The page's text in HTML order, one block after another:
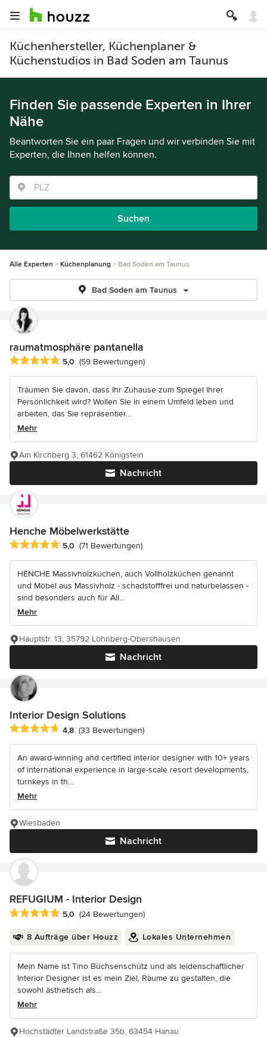
Küchenhersteller, Küchenplaner &
Küchenstudios in Bad Soden am Taunus
Finden Sie passende Experten in Ihrer
Nähe
Beantworten Sie ein paar Fragen und wir verbinden Sie mit
Experten, die Ihnen helfen können.
Suchen
Alle Experten Küchenplanung Bad Soden am Taunus
Bad Soden am Taunus
raumatmosphäre pantanella
Durchschnittliche Bewertung: 5 von 5 Sternen
5,0 (59 Bewertungen)
Träumen Sie davon, dass Ihr Zuhause zum Spiegel Ihrer
Persönlichkeit wird? Wollen Sie in einem Umfeld leben und
arbeiten, das Sie repräsentier...
Mehr
Nachricht
Am Kirchberg 3, 61462 Königstein
Henche Möbelwerkstätte
Durchschnittliche Bewertung: 5 von 5 Sternen
5,0 (71 Bewertungen)
HENCHE Massivholzküchen, auch Vollholzküchen genannt
und Möbel aus Massivholz - schadstofffrei und naturbelassen -
sind besonders auch für All...
Mehr
Nachricht
Hauptstr. 13, 35792 Löhnberg-Obershausen
Interior Design Solutions
Durchschnittliche Bewertung: 4.8 von 5 Sternen
4,8 (33 Bewertungen)
An award-winning and certified interior designer with 10+ years
of international experience in large-scale resort developments,
turnkeys in th...
Mehr
Nachricht
Wiesbaden
REFUGIUM - Interior Design
Durchschnittliche Bewertung: 5 von 5 Sternen
5,0 (24 Bewertungen)
8 Aufträge über Houzz Lokales Unternehmen
Mein Name ist Tino Büchsenschütz und als leidenschaftlicher
Interior Designer ist es mein Ziel, Räume zu gestalten, die
sowohl ästhetisch als...
Mehr
Hochstädter Landstraße 35b, 63454 Hanau